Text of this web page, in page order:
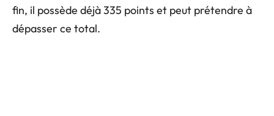
fin, il possède déjà 335 points et peut prétendre à
dépasser ce total.